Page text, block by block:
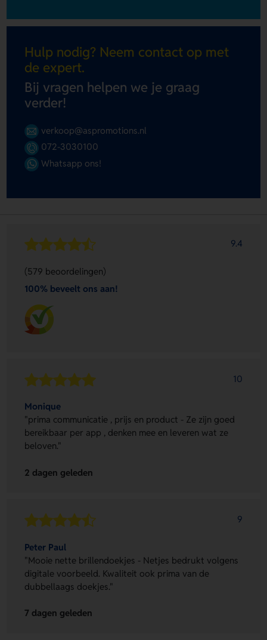
Hulp nodig? Neem contact op met
de expert.
Bij vragen helpen we je graag
verder!
verkoop@aspromotions.nl
072-3030100
Whatsapp ons!
9.4
(579 beoordelingen)
100% beveelt ons aan!
10
Monique
"prima communicatie , prijs en product - Ze zijn goed
bereikbaar per app , denken mee en leveren wat ze
beloven."
2 dagen geleden
9
Peter Paul
"Mooie nette brillendoekjes - Netjes bedrukt volgens
digitale voorbeeld. Kwaliteit ook prima van de
dubbellaags doekjes."
7 dagen geleden